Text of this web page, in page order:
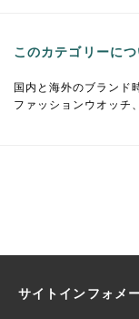
このカテゴリーにつ
国内と海外のブランド
ファッションウオッチ
サイトインフォメ